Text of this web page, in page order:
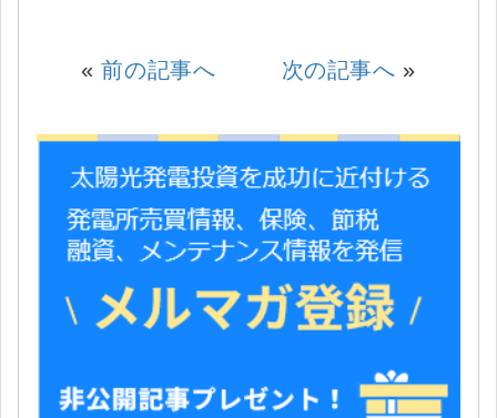
«前の記事へ 次の記事へ »